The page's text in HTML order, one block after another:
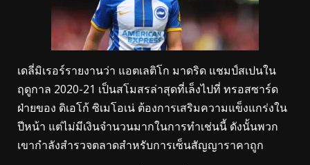
เดลี่มิเรอร์รายงานว่า แอตเลติโก มาดริด แชมป์สเปนใน
ฤดูกาล 2020-21 เป็นสโมสรล่าสุดที่เล็งไปที่ ทรอสซาร์ด
ฝ่ายของ ดิเอโก้ ซิเมโอเน่ ต้องการเสริมความแข็งแกร่งใน
ปีหน้า แต่ไม่มีเงินจำนวนมากในการทำเช่นนี้ ดังนั้นพวก
เขากำลังสำรวจตลาดสำหรับการเซ็นสัญญาราคาถูก